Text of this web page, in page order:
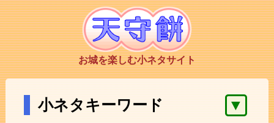
お城を楽しむ小ネタサイト
小ネタキーワード ▼